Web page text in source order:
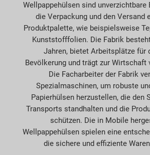
Wellpappehülsen sind unverzichtbare
die Verpackung und den Versand
Produktpalette, wie beispielsweise
Kunststofffolien. Die Fabrik
Jahren, bietet Arbeitsplätze für
Bevölkerung und trägt zur Wirtschaft
Die Facharbeiter der Fabrik
Spezialmaschinen, um robuste
Papierhülsen herzustellen, die den
Transports standhalten und die
schützen. Die in Mobile
Wellpappehülsen spielen eine
die sichere und effiziente